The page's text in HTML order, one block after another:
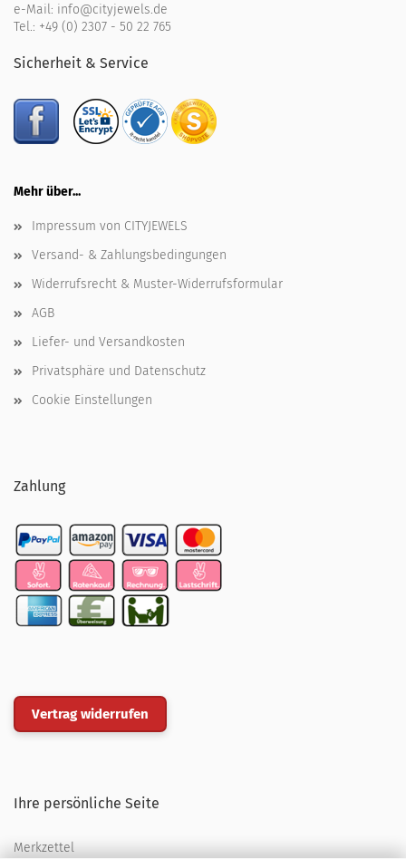
e-Mail: info@cityjewels.de
Tel.: +49 (0) 2307 - 50 22 765
Sicherheit & Service
Mehr über...
Impressum von CITYJEWELS
Versand- & Zahlungsbedingungen
Widerrufsrecht & Muster-Widerrufsformular
AGB
Liefer- und Versandkosten
Privatsphäre und Datenschutz
Cookie Einstellungen
Zahlung
Vertrag widerrufen
Ihre persönliche Seite
Merkzettel